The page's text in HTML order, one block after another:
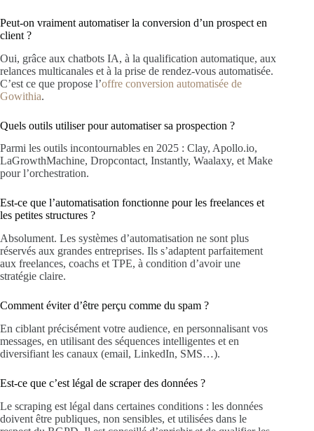
Peut-on vraiment automatiser la conversion d’un prospect en
client ?
Oui, grâce aux chatbots IA, à la qualification automatique, aux
relances multicanales et à la prise de rendez-vous automatisée.
C’est ce que propose l’offre conversion automatisée de
Gowithia.
Quels outils utiliser pour automatiser sa prospection ?
Parmi les outils incontournables en 2025 : Clay, Apollo.io,
LaGrowthMachine, Dropcontact, Instantly, Waalaxy, et Make
pour l’orchestration.
Est-ce que l’automatisation fonctionne pour les freelances et
les petites structures ?
Absolument. Les systèmes d’automatisation ne sont plus
réservés aux grandes entreprises. Ils s’adaptent parfaitement
aux freelances, coachs et TPE, à condition d’avoir une
stratégie claire.
Comment éviter d’être perçu comme du spam ?
En ciblant précisément votre audience, en personnalisant vos
messages, en utilisant des séquences intelligentes et en
diversifiant les canaux (email, LinkedIn, SMS…).
Est-ce que c’est légal de scraper des données ?
Le scraping est légal dans certaines conditions : les données
doivent être publiques, non sensibles, et utilisées dans le